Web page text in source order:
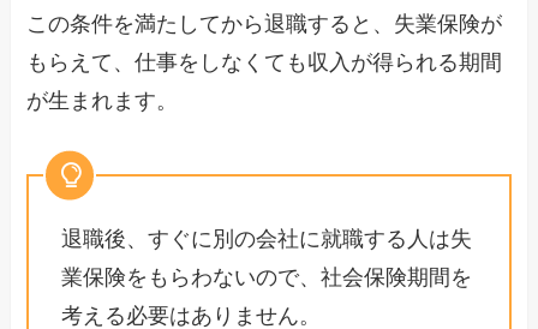
この条件を満たしてから退職すると、失業保険が
もらえて、仕事をしなくても収入が得られる期間
が生まれます。
退職後、すぐに別の会社に就職する人は失
業保険をもらわないので、社会保険期間を
考える必要はありません。